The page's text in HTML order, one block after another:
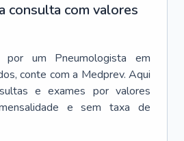
consulta com valores
por um Pneumologista
em
, conte com a Medprev. Aqui
e exames por valores
e sem taxa de